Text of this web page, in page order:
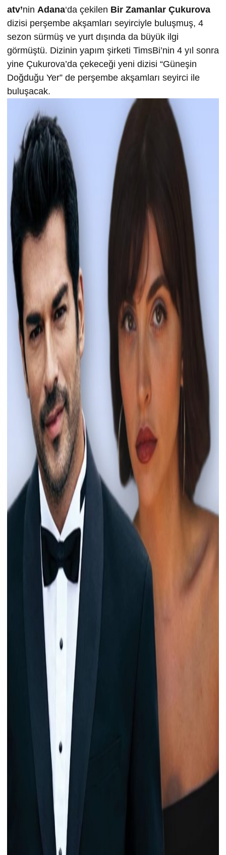
atv’nin Adana‘da çekilen Bir Zamanlar Çukurova
dizisi perşembe akşamları seyirciyle buluşmuş, 4
sezon sürmüş ve yurt dışında da büyük ilgi
görmüştü. Dizinin yapım şirketi TimsBi’nin 4 yıl sonra
yine Çukurova’da çekeceği yeni dizisi “Güneşin
Doğduğu Yer” de perşembe akşamları seyirci ile
buluşacak.